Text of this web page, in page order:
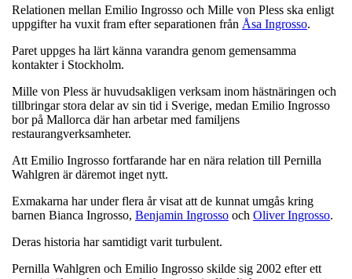
Relationen mellan Emilio Ingrosso och Mille von Pless ska enligt
uppgifter ha vuxit fram efter separationen från Åsa Ingrosso.
Paret uppges ha lärt känna varandra genom gemensamma
kontakter i Stockholm.
Mille von Pless är huvudsakligen verksam inom hästnäringen och
tillbringar stora delar av sin tid i Sverige, medan Emilio Ingrosso
bor på Mallorca där han arbetar med familjens
restaurangverksamheter.
Att Emilio Ingrosso fortfarande har en nära relation till Pernilla
Wahlgren är däremot inget nytt.
Exmakarna har under flera år visat att de kunnat umgås kring
barnen Bianca Ingrosso, Benjamin Ingrosso och Oliver Ingrosso.
Deras historia har samtidigt varit turbulent.
Pernilla Wahlgren och Emilio Ingrosso skilde sig 2002 efter ett